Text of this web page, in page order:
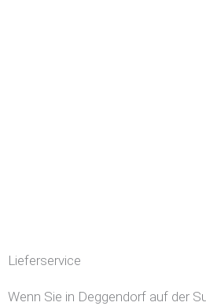
Lieferservice
Wenn Sie in Deggendorf auf der